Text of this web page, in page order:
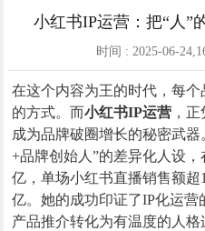
小红书IP运营：把“人”
时间 : 2025-06-
在这个内容为王的时代，每
的方式。而小红书IP运营 ，
成为品牌破圈增长的秘密武
+品牌创始人”的差异化人设
亿，单场小红书直播销售额超
亿。她的成功印证了IP化运
产品推介转化为有温度的人格